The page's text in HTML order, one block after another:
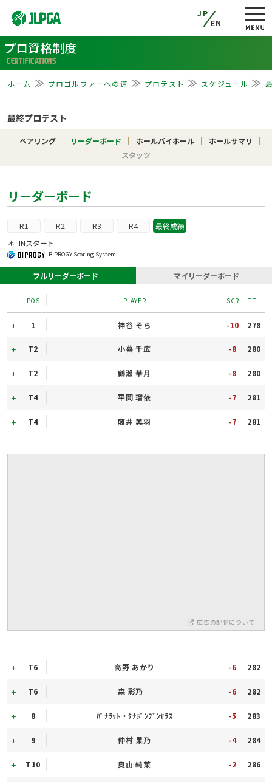
JP
EN
プロ資格制度
CERTIFICATIONS
ホーム プロゴルファーへの道 プロテスト スケジュール
最終プロテスト
ペアリング リーダーボード ホールバイホール
ホールサマリ
スタッツ
リーダーボード
R1 R2 R3 R4 最終成績
BIPROGY Scoring System
＊=INスタート
フルリーダーボード マイリーダーボード
POS PLAYER SCR TTL
1 神谷 そら -10 278
T2 小暮 千広 -8 280
T2 鶴瀬 華月 -8 280
T4 平岡 瑠依 -7 281
T4 藤井 美羽 -7 281
広告の配信について
T6 高野 あかり -6 282
T6 森 彩乃 -6 282
8 ﾊﾟﾅﾗｯﾄ・ﾀﾅﾎﾟﾝﾌﾞﾝﾔﾗｽ -5 283
9 仲村 果乃 -4 284
T10 奥山 純菜 -2 286